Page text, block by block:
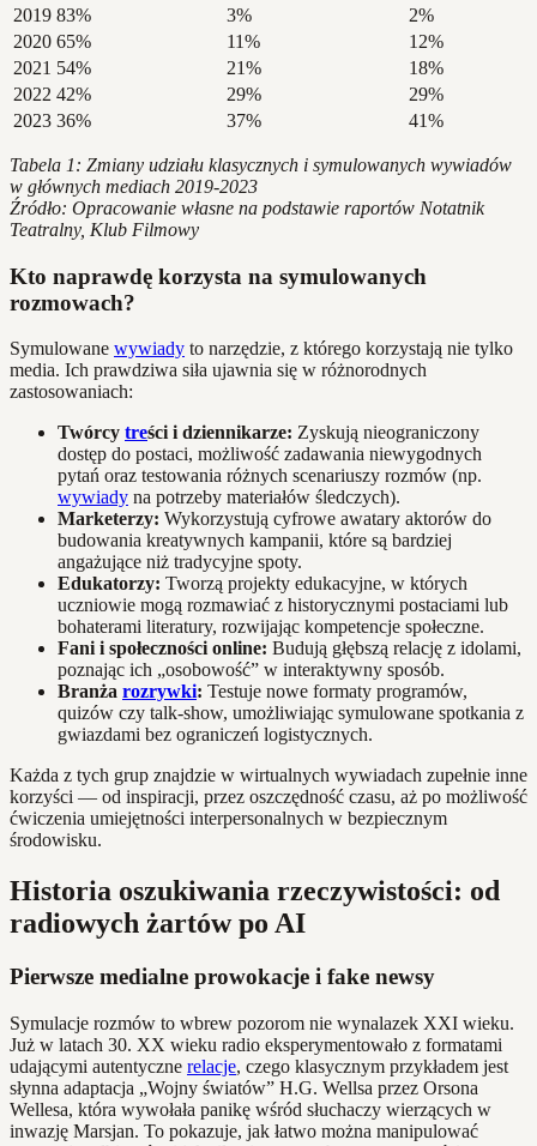
2019 83% 3%
2%
2020 65% 11%
12%
2021 54% 21%
18%
2022 42% 29%
29%
2023 36% 37% 41%
Tabela 1: Zmiany udziału klasycznych i symulowanych wywiadów
w głównych mediach 2019-2023
Źródło: Opracowanie własne na podstawie raportów Notatnik
Teatralny, Klub Filmowy
Kto naprawdę korzysta na symulowanych
rozmowach?
Symulowane wywiady to narzędzie, z którego korzystają nie tylko
media. Ich prawdziwa siła ujawnia się w różnorodnych
zastosowaniach:
Twórcy treści i dziennikarze: Zyskują nieograniczony
dostęp do postaci, możliwość zadawania niewygodnych
pytań oraz testowania różnych scenariuszy rozmów (np.
wywiady na potrzeby materiałów śledczych).
Marketerzy: Wykorzystują cyfrowe awatary aktorów do
budowania kreatywnych kampanii, które są bardziej
angażujące niż tradycyjne spoty.
Edukatorzy: Tworzą projekty edukacyjne, w których
uczniowie mogą rozmawiać z historycznymi postaciami lub
bohaterami literatury, rozwijając kompetencje społeczne.
Fani i społeczności online: Budują głębszą relację z idolami,
poznając ich „osobowość” w interaktywny sposób.
Branża rozrywki: Testuje nowe formaty programów,
quizów czy talk-show, umożliwiając symulowane spotkania z
gwiazdami bez ograniczeń logistycznych.
Każda z tych grup znajdzie w wirtualnych wywiadach zupełnie inne
korzyści — od inspiracji, przez oszczędność czasu, aż po możliwość
ćwiczenia umiejętności interpersonalnych w bezpiecznym
środowisku.
Historia oszukiwania rzeczywistości: od
radiowych żartów po AI
Pierwsze medialne prowokacje i fake newsy
Symulacje rozmów to wbrew pozorom nie wynalazek XXI wieku.
Już w latach 30. XX wieku radio eksperymentowało z formatami
udającymi autentyczne relacje, czego klasycznym przykładem jest
słynna adaptacja „Wojny światów” H.G. Wellsa przez Orsona
Wellesa, która wywołała panikę wśród słuchaczy wierzących w
inwazję Marsjan. To pokazuje, jak łatwo można manipulować